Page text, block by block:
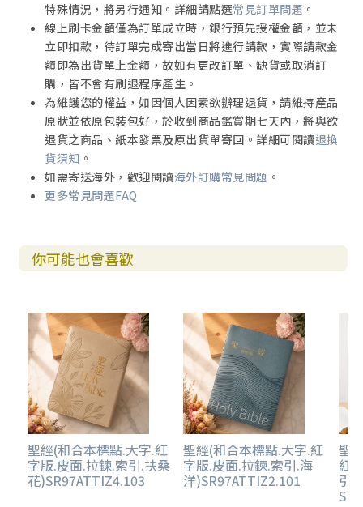
特殊情況，將另行通知。詳細請點選常見訂單問題 。
線上刷卡金額僅為訂單成立時，銀行預先授權金額，並未
立即扣款，待訂單完成寄出當日將進行請款，實際請款金
額即為出貨單上金額，故如有更改訂單、缺貨或取消訂
購，皆不會有刷退程序產生。
為維護您的權益，如因個人因素欲辦理退貨，請維持產品
原狀並依原包裝包好，於收到商品鑑賞期七天內，將與欲
退貨之商品、紙本發票及原出貨單寄回。詳細可閱讀退換
貨須知 。
如需寄送海外，歡迎閱讀海外訂購常見問題 。
更多常見問題FAQ
你可能也會喜歡
聖經(和合本標點.大字.紅
字版.皮面.拉鍊.索引.扶桑
花)SR97ATTIZ4.103
聖經(和合本標點.大字.紅
字版.皮面.拉鍊.索引.海
洋)SR97ATTIZ2.101
聖
紅
引.